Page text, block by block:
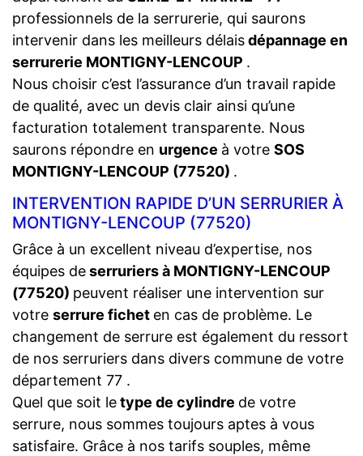
professionnels de la serrurerie, qui saurons
intervenir dans les meilleurs délaisdépannage en
serrurerie MONTIGNY-LENCOUP .
Nous choisir c’est l’assurance d’un travail rapide
de qualité, avec un devis clair ainsi qu’une
facturation totalement transparente. Nous
saurons répondre en urgence à votre SOS
MONTIGNY-LENCOUP (77520) .
INTERVENTION RAPIDE D’UN SERRURIER À
MONTIGNY-LENCOUP (77520)
Grâce à un excellent niveau d’expertise, nos
équipes deserruriers à MONTIGNY-LENCOUP
(77520) peuvent réaliser une intervention sur
votre serrure fichet en cas de problème. Le
changement de serrure est également du ressort
de nos serruriers dans divers commune de votre
département 77 .
Quel que soit letype de cylindre de votre
serrure, nous sommes toujours aptes à vous
satisfaire. Grâce à nos tarifs souples, même